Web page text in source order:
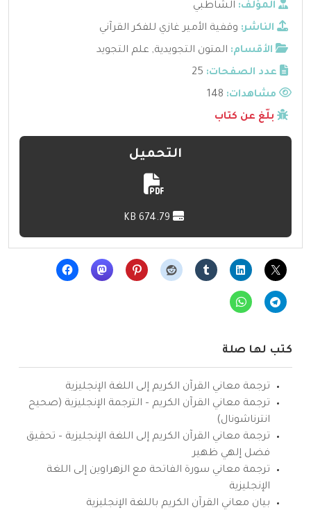
المؤلف: الشاطبي
الناشر: وقفية الأمير غازي للفكر القرآني
الأقسام: المتون التجويدية, علم التجويد
عدد الصفحات: 25
مشاهدات:
بلّغ عن كتاب
التحميل
كتب لها صلة
ترجمة معاني القرآن الكريم إلى اللغة الإنجليزية
ترجمة معاني القرآن الكريم – الترجمة الإنجليزية (صحيح
انترناشونال)
ترجمة معاني القرآن الكريم إلى اللغة الإنجليزية – تحقيق
فضل إلهي ظهير
ترجمة معاني سورة الفاتحة مع الزهراوين إلى اللغة
الإنجليزية
بيان معاني القرآن الكريم باللغة الإنجليزية